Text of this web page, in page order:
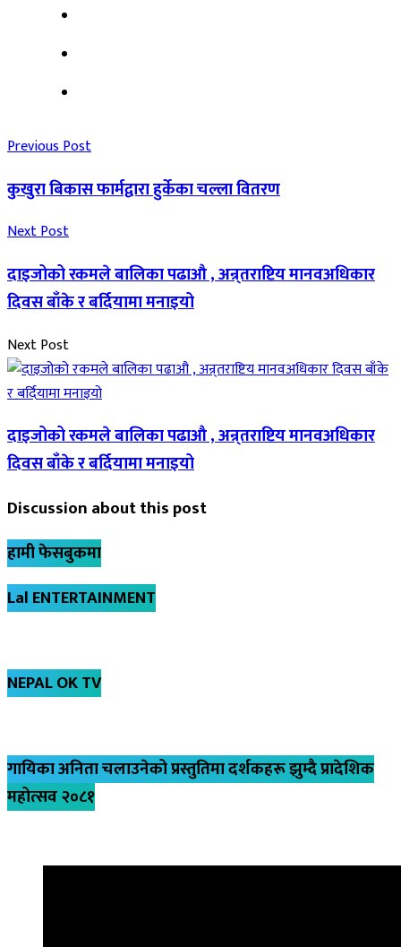
Previous Post
कुखुरा बिकास फार्मद्वारा हुर्केका चल्ला वितरण
Next Post
दाइजोको रकमले बालिका पढाऔ , अन्र्तराष्टिय मानवअधिकार
दिवस बाँके र बर्दियामा मनाइयो
Next Post
दाइजोको रकमले बालिका पढाऔ , अन्र्तराष्टिय मानवअधिकार
दिवस बाँके र बर्दियामा मनाइयो
Discussion about this post
हामी फेसबुकमा
Lal ENTERTAINMENT
NEPAL OK TV
गायिका अनिता चलाउनेको प्रस्तुतिमा दर्शकहरू झुम्दै प्रादेशिक
महोत्सव २०८१